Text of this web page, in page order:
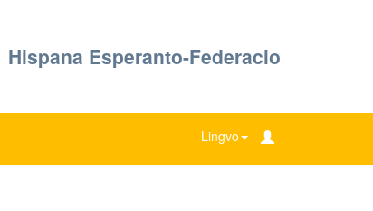
Hispana Esperanto-Federacio
Lingvo